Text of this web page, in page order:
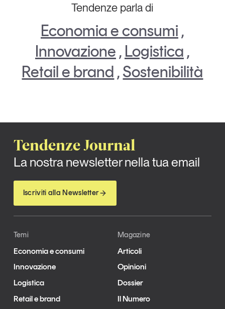
Tendenze parla di
Economia e consumi ,
Innovazione , Logistica ,
Retail e brand ,Sostenibilità
Tendenze Journal
La nostra newsletter nella tua email
Iscriviti alla Newsletter
Temi
Economia e consumi
Innovazione
Logistica
Retail e brand
Magazine
Articoli
Opinioni
Dossier
Il Numero